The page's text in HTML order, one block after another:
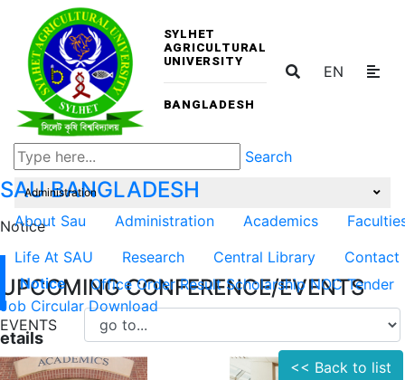
SYLHET
AGRICULTURAL
UNIVERSITY
BANGLADESH
EN
Search
SAUBANGLADESH
About Sau Administration Academics
Life At SAU
Research Central Library Contact
UPCOMING CONFERENCE/EVENTS
EVENTS
Administration
Notice
Notice Office Order Result Scholarship NOC Tender
Job Circular Download
<< Back to list